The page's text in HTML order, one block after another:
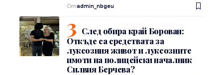
Отadmin_nbgeu
След обира край Борован:
Откъде са средствата за
луксозния живот и луксозните
имоти на полицейски началник
Силвия Берчева?